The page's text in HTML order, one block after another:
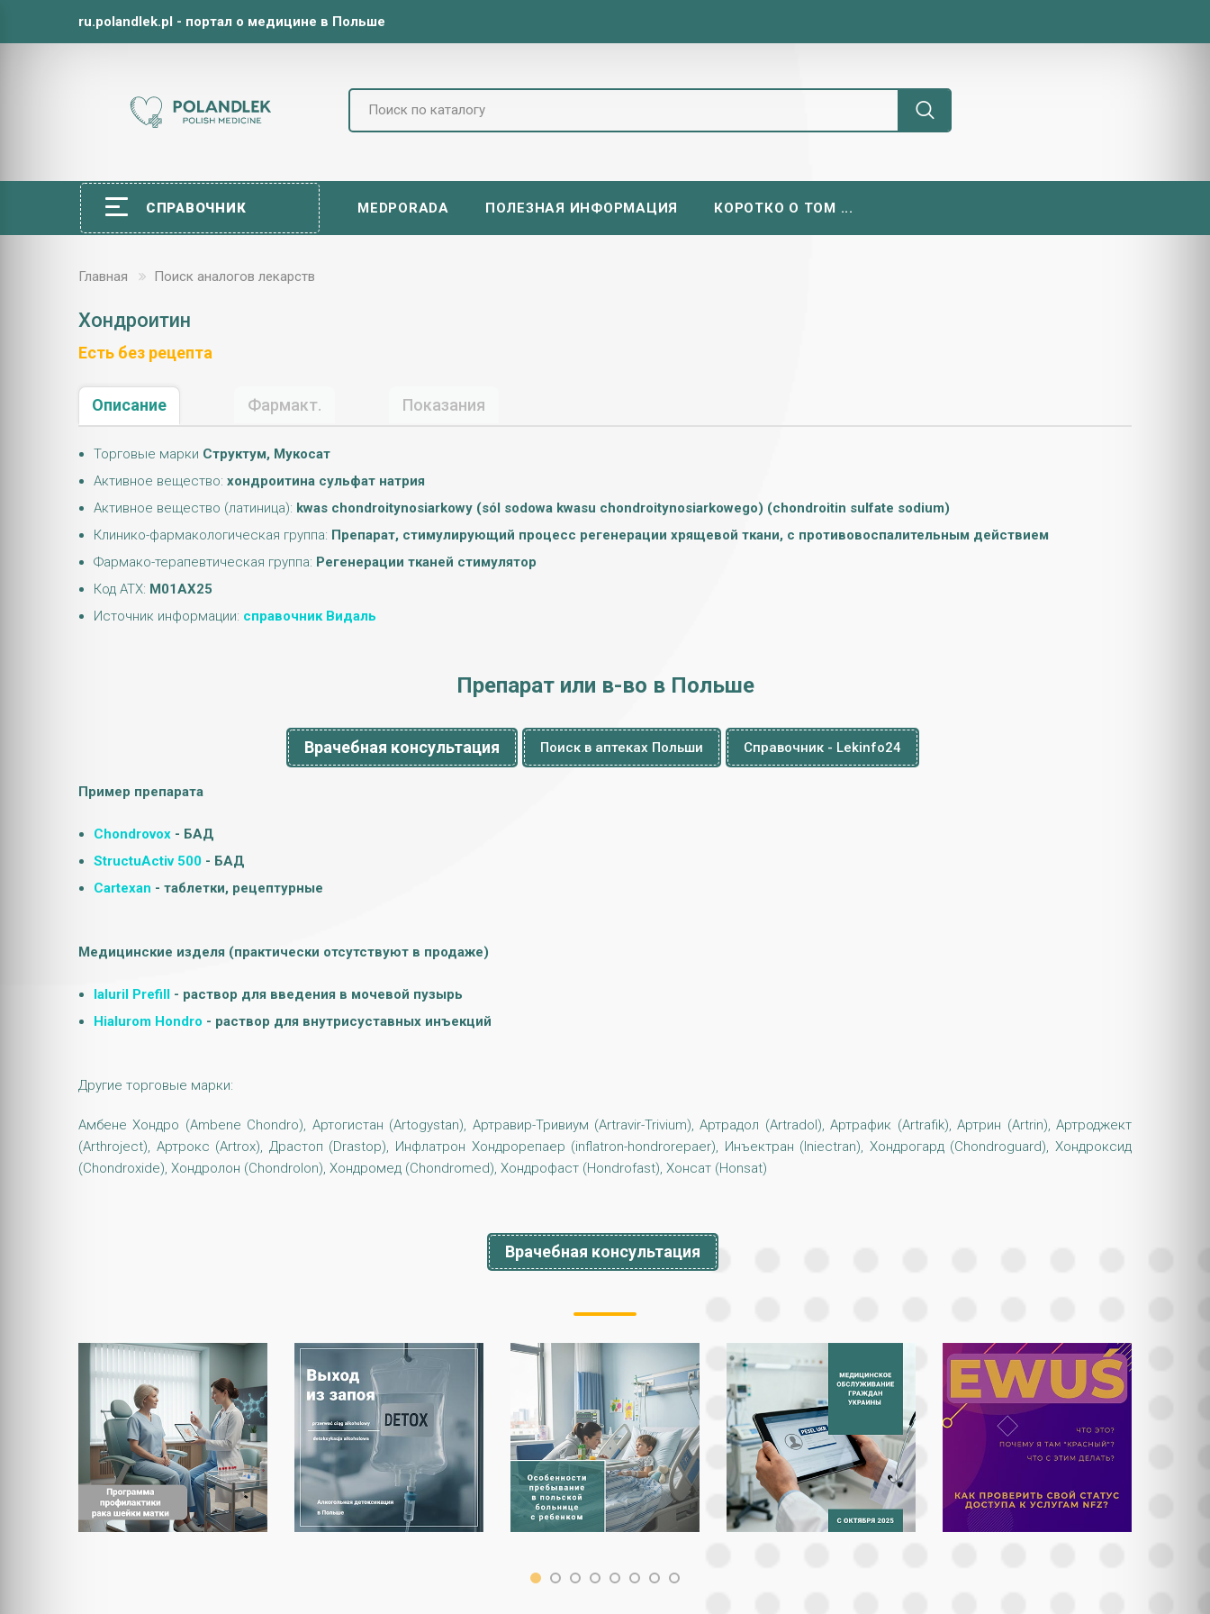
ru.polandlek.pl - портал о медицине в Польше
СПРАВОЧНИК MEDPORADA ПОЛЕЗНАЯ ИНФОРМАЦИЯ КОРОТКО О ТОМ ...
Главная Поиск аналогов лекарств
Хондроитин
Есть без рецепта
Описание Фармакт. Показания
Торговые марки Структум, Мукосат
Активное вещество: хондроитина сульфат натрия
Активное вещество (латиница): kwas chondroitynosiarkowy (sól sodowa kwasu chondroitynosiarkowego) (chondroitin sulfate sodium)
Клинико-фармакологическая группа: Препарат, стимулирующий процесс регенерации хрящевой ткани, с противовоспалительным действием
Фармако-терапевтическая группа: Регенерации тканей стимулятор
Код АТХ: M01AX25
Источник информации: справочник Видаль
Препарат или в-во в Польше
Врачебная консультация Поиск в аптеках Польши Справочник - Lekinfo24
Пример препарата
Chondrovox - БАД
StructuActiv 500 - БАД
Cartexan - таблетки, рецептурные
Медицинские изделя (практически отсутствуют в продаже)
Ialuril Prefill - раствор для введения в мочевой пузырь
Hialurom Hondro - раствор для внутрисуставных инъекций
Другие торговые марки:
Амбене Хондро (Ambene Chondro), Артогистан (Artogystan), Артравир-Тривиум (Artravir-Trivium), Артрадол (Artradol), Артрафик (Artrafik), Артрин (Artrin), Артроджект
(Arthroject), Артрокс (Artrox), Драстоп (Drastop), Инфлатрон Хондрорепаер (inflatron-hondrorepaer), Инъектран (Iniectran), Хондрогард (Chondroguard), Хондроксид
(Chondroxide), Хондролон (Chondrolon), Хондромед (Chondromed), Хондрофаст (Hondrofast), Хонсат (Honsat)
Врачебная консультация